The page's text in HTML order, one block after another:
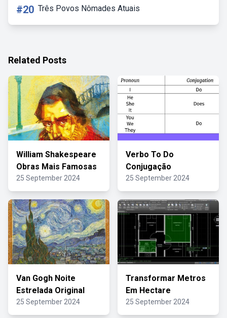
#20 Três Povos Nômades Atuais
Related Posts
William Shakespeare
Obras Mais Famosas
25 September 2024
Verbo To Do
Conjugação
25 September 2024
Van Gogh Noite
Estrelada Original
25 September 2024
Transformar Metros
Em Hectare
25 September 2024